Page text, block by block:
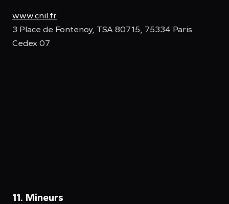
www.cnil.fr
3 Place de Fontenoy, TSA 80715, 75334 Paris
Cedex 07
11. Mineurs